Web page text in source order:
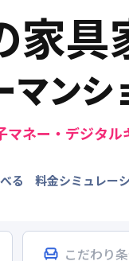
家具
マンシ
マネー・デジタ
る 料金シミュレー